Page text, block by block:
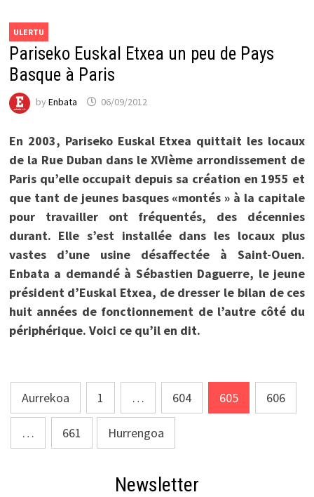
ULERTU
Pariseko Euskal Etxea un peu de Pays
Basque à Paris
by Enbata 06/09/2012
En 2003, Pariseko Euskal Etxea quittait les locaux
de la Rue Duban dans le XVIème arrondissement de
Paris qu’elle occupait depuis sa création en 1955 et
que tant de jeunes basques «montés » à la capitale
pour travailler ont fréquentés, des décennies
durant. Elle s’est installée dans les locaux plus
vastes d’une usine désaffectée à Saint-Ouen.
Enbata a demandé à Sébastien Daguerre, le jeune
président d’Euskal Etxea, de dresser le bilan de ces
huit années de fonctionnement de l’autre côté du
périphérique. Voici ce qu’il en dit.
Posts
pagination
Aurrekoa 1 … 604 605 606
… 661 Hurrengoa
Newsletter